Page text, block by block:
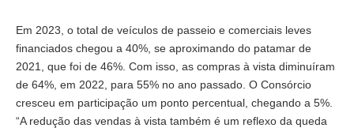
Em 2023, o total de veículos de passeio e comerciais leves
financiados chegou a 40%, se aproximando do patamar de
2021, que foi de 46%. Com isso, as compras à vista diminuíram
de 64%, em 2022, para 55% no ano passado. O Consórcio
cresceu em participação um ponto percentual, chegando a 5%.
“A redução das vendas à vista também é um reflexo da queda